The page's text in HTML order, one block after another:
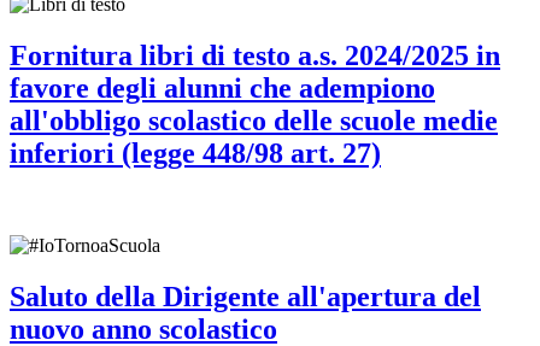
Fornitura libri di testo a.s. 2024/2025 in
favore degli alunni che adempiono
all'obbligo scolastico delle scuole medie
inferiori (legge 448/98 art. 27)
Saluto della Dirigente all'apertura del
nuovo anno scolastico